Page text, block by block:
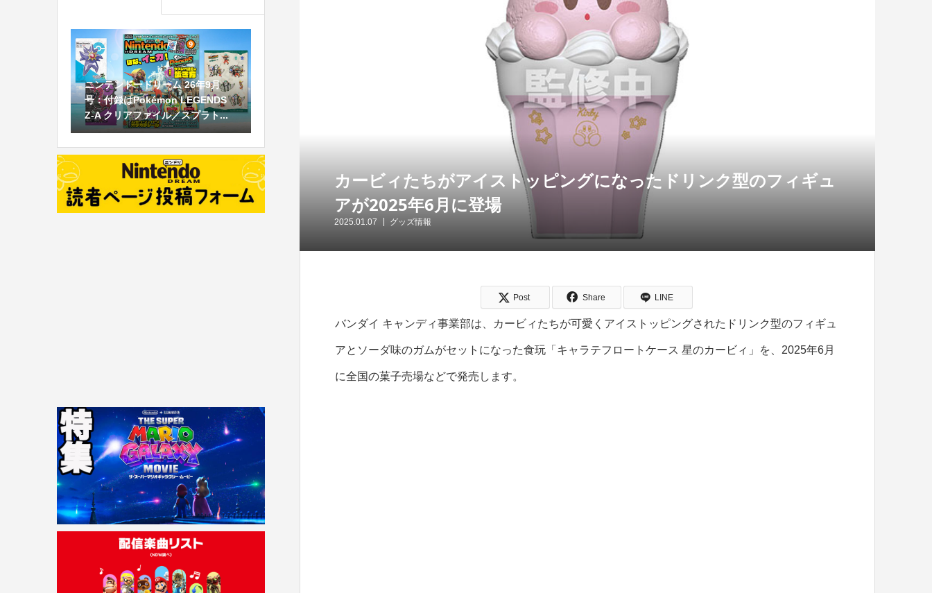
カービィたちがアイストッピングになったドリンク型のフィギュ
アが2025年6月に登場
2025.01.07 グッズ情報
Post Share LINE
バンダイ キャンディ事業部は、カービィたちが可愛くアイストッピングされたドリンク型のフィギュ
アとソーダ味のガムがセットになった食玩「キャラテフロートケース 星のカービィ」を、2025年6月
に全国の菓子売場などで発売します。
ニンテンドードリーム 26年9月
号：付録はPokémon LEGENDS
Z-A クリアファイル／スプラト...